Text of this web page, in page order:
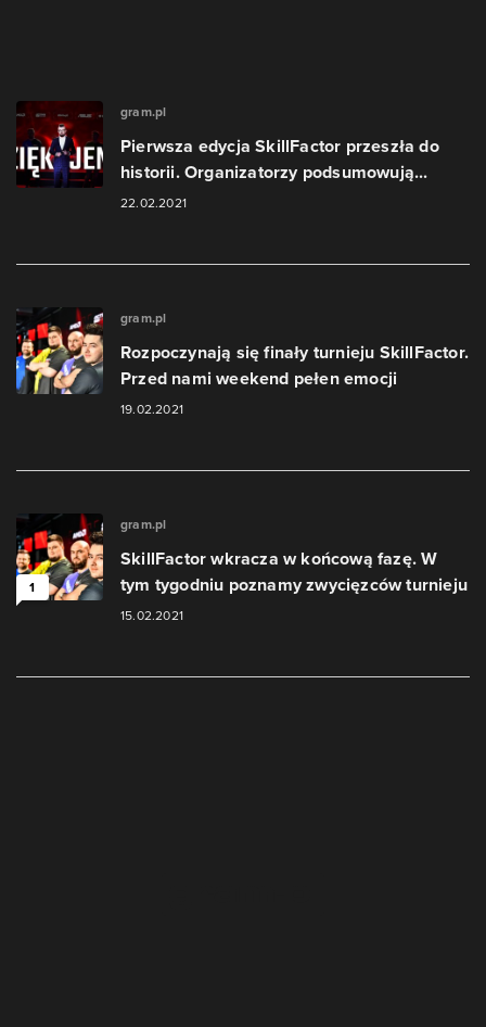
gram.pl
Pierwsza edycja SkillFactor przeszła do
historii. Organizatorzy podsumowują...
22.02.2021
gram.pl
Rozpoczynają się finały turnieju SkillFactor.
Przed nami weekend pełen emocji
19.02.2021
1
gram.pl
SkillFactor wkracza w końcową fazę. W
tym tygodniu poznamy zwycięzców turnieju
15.02.2021